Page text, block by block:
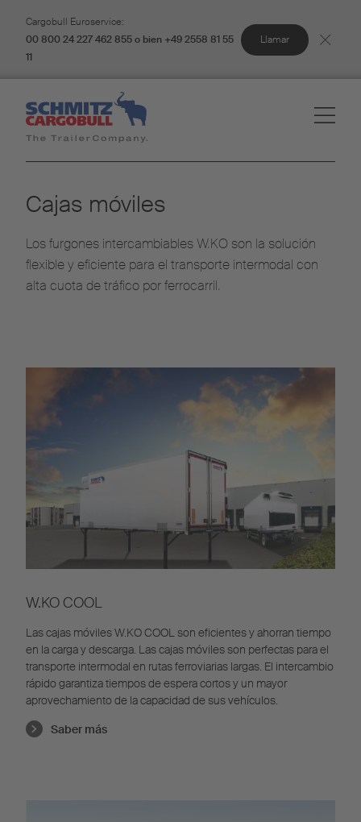
Cargobull Euroservice:
00 800 24 227 462 855 o bien +49 2558 81 55
11
Llamar
Cajas móviles
Los furgones intercambiables W.KO son la solución
flexible y eficiente para el transporte intermodal con
alta cuota de tráfico por ferrocarril.
W.KO COOL
Las cajas móviles W.KO COOL son eficientes y ahorran tiempo
en la carga y descarga. Las cajas móviles son perfectas para el
transporte intermodal en rutas ferroviarias largas. El intercambio
rápido garantiza tiempos de espera cortos y un mayor
aprovechamiento de la capacidad de sus vehículos.
Saber más